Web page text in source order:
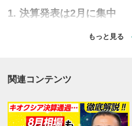
2
操作メニュー
4
10秒戻し/10秒送り
5
シークバー
1. 決算発表は2月に集中
2月3日〜13日には特に決算発表
風」
関連コンテンツ